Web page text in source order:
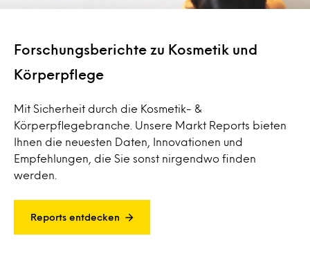
Forschungsberichte zu Kosmetik und
Körperpflege
Mit Sicherheit durch die Kosmetik- &
Körperpflegebranche. Unsere Markt Reports bieten
Ihnen die neuesten Daten, Innovationen und
Empfehlungen, die Sie sonst nirgendwo finden
werden.
Reports entdecken